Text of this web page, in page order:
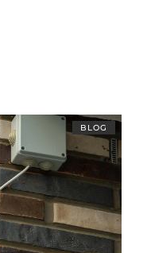
BLOG